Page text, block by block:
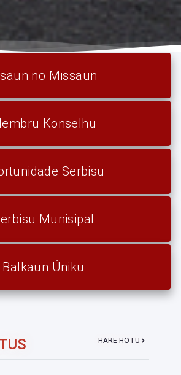
no Missaun
Konselhu
Serbisu
Munisipal
Balkaun Úniku
HARE HOTU